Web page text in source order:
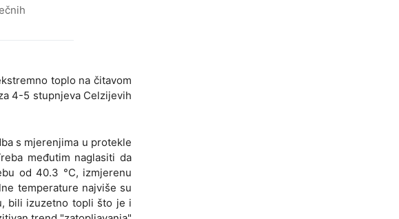
toplo na čitavom
4-5 stupnjeva Celzijevih
s mjerenjima u protekle
međutim naglasiti da
od 40.3 °C, izmjerenu
temperature najviše su
bili izuzetno topli što je i